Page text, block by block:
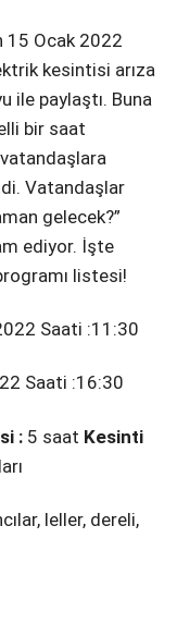
15 Ocak 2022
kesintisi arıza
ile paylaştı. Buna
bir saat
Vatandaşlar
gelecek?”
ediyor. İşte
listesi!
Saati :11:30
Saati :16:30
: 5 saat Kesinti
leller, dereli̇,